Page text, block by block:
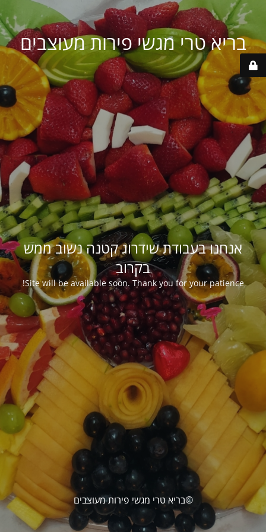
בריא טרי מגשי פירות מעוצבים
אנחנו בעבודת שידרוג קטנה נשוב ממש
בקרוב
Site will be available soon. Thank you for your patience!
©בריא טרי מגשי פירות מעוצבים